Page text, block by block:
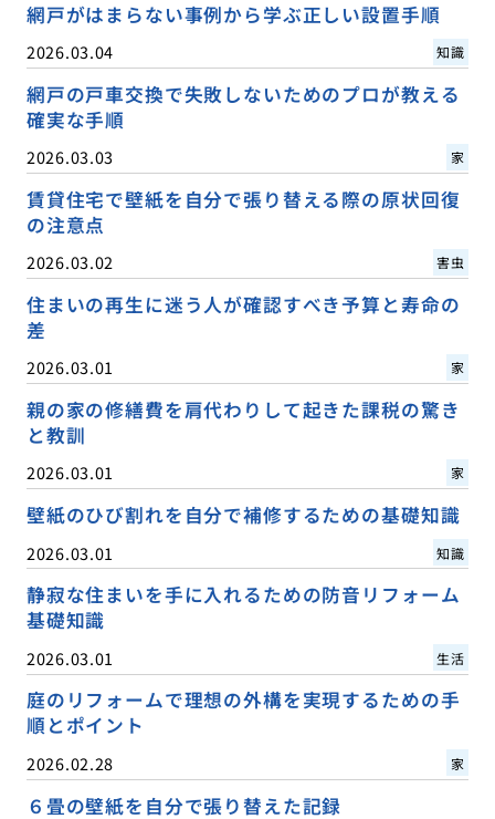
網戸がはまらない事例から学ぶ正しい設置手順
2026.03.04 知識
網戸の戸車交換で失敗しないためのプロが教える
確実な手順
2026.03.03 家
賃貸住宅で壁紙を自分で張り替える際の原状回復
の注意点
2026.03.02 害虫
住まいの再生に迷う人が確認すべき予算と寿命の
差
2026.03.01 家
親の家の修繕費を肩代わりして起きた課税の驚き
と教訓
2026.03.01 家
壁紙のひび割れを自分で補修するための基礎知識
2026.03.01 知識
静寂な住まいを手に入れるための防音リフォーム
基礎知識
2026.03.01 生活
庭のリフォームで理想の外構を実現するための手
順とポイント
2026.02.28 家
６畳の壁紙を自分で張り替えた記録